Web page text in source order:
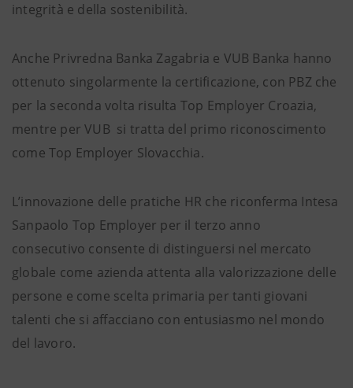
integrità e della sostenibilità.
Anche Privredna Banka Zagabria e VUB Banka hanno
ottenuto singolarmente la certificazione, con PBZ che
per la seconda volta risulta Top Employer Croazia,
mentre per VUB si tratta del primo riconoscimento
come Top Employer Slovacchia.
L’innovazione delle pratiche HR che riconferma Intesa
Sanpaolo Top Employer per il terzo anno
consecutivo consente di distinguersi nel mercato
globale come azienda attenta alla valorizzazione delle
persone e come scelta primaria per tanti giovani
talenti che si affacciano con entusiasmo nel mondo
del lavoro.